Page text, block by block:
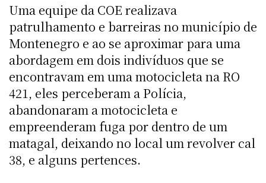
Uma equipe da COE realizava
patrulhamento e barreiras no município de
Montenegro e ao se aproximar para uma
abordagem em dois indivíduos que se
encontravam em uma motocicleta na RO
421, eles perceberam a Polícia,
abandonaram a motocicleta e
empreenderam fuga por dentro de um
matagal, deixando no local um revolver cal
38, e alguns pertences.